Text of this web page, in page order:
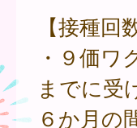
【接種回
・９価
までに受
６か月の